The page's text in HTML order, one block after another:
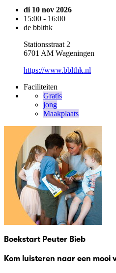
di 10 nov 2026
15:00 - 16:00
de bblthk
Stationsstraat 2
6701 AM Wageningen
https://www.bblthk.nl
Faciliteiten
Gratis
jong
Maakplaats
Boekstart Peuter Bieb
Kom luisteren naar een mooi